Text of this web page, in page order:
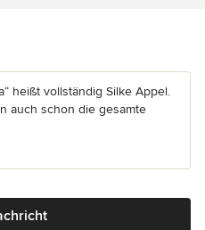
heißt vollständig Silke Appel.
auch schon die gesamte